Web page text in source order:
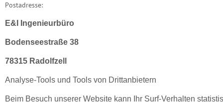
Postadresse:
E&I Ingenieurbüro
Bodenseestraße 38
78315 Radolfzell
Analyse-Tools und Tools von Drittanbietern
Beim Besuch unserer Website kann Ihr Surf-Verhalten